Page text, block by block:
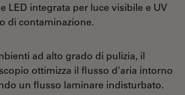
LED integrata per luce visibile e UV
di contaminazione.
ad alto grado di pulizia, il
ottimizza il flusso d'aria intorno
un flusso laminare indisturbato.